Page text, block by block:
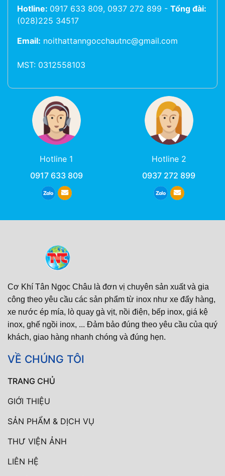
Hotline: 0917 633 809, 0937 272 899 - Tổng đài:
(028)225 34517
Email: noithattanngocchautnc@gmail.com
MST: 0312558103
Hotline 1
0917 633 809
Hotline 2
0937 272 899
Cơ Khí Tân Ngọc Châu là đơn vị chuyên sản xuất và gia
công theo yêu cầu các sản phẩm từ inox như xe đẩy hàng,
xe nước ép mía, lò quay gà vịt, nồi điện, bếp inox, giá kệ
inox, ghế ngồi inox, ... Đảm bảo đúng theo yêu cầu của quý
khách, giao hàng nhanh chóng và đúng hẹn.
VỀ CHÚNG TÔI
TRANG CHỦ
GIỚI THIỆU
SẢN PHẨM & DỊCH VỤ
THƯ VIỆN ẢNH
LIÊN HỆ